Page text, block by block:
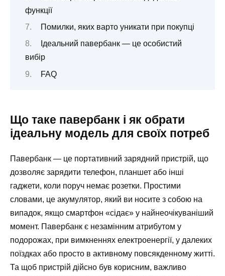
функції
Помилки, яких варто уникати при покупці
Ідеальний павербанк — це особистий
вибір
FAQ
Що таке павербанк і як обрати
ідеальну модель для своїх потреб
Павербанк — це портативний зарядний пристрій, що
дозволяє зарядити телефон, планшет або інші
гаджети, коли поруч немає розетки. Простими
словами, це акумулятор, який ви носите з собою на
випадок, якщо смартфон «сідає» у найнеочікуваніший
момент. Павербанк є незамінним атрибутом у
подорожах, при вимкненнях електроенергії, у далеких
поїздках або просто в активному повсякденному житті.
Та щоб пристрій дійсно був корисним, важливо